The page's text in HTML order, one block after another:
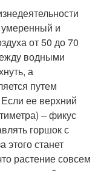
и
от 50 до 70
водными
а
путем
ее верхний
– фикус
горшок с
этого станет
растение совсем